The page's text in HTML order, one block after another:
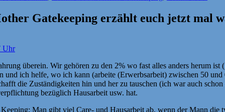
Gatekeeping erzählt euch jetzt mal
Uhr
überein. Wir gehören zu den 2% wo fast alles anders herum
und ich helfe, wo ich kann (arbeite (Erwerbsarbeit) zwischen 50
die Zuständigkeiten hin und her zu tauschen (ich war auch
bezüglich Hausarbeit usw. hat.
Man gibt viel Care- und Hausarbeit ab, wenn der Mann